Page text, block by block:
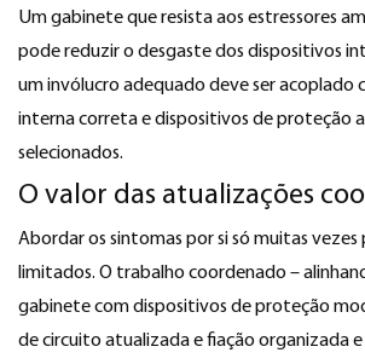
Um gabinete que resista aos estressores
pode reduzir o desgaste dos dispositivos
um invólucro adequado deve ser acoplado
interna correta e dispositivos de proteção
selecionados.
O valor das atualizações
Abordar os sintomas por si só muitas
limitados. O trabalho coordenado –
gabinete com dispositivos de proteção
de circuito atualizada e fiação organizada